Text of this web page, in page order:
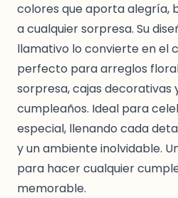
colores que aporta alegría,
a cualquier sorpresa. Su
llamativo lo convierte en el
perfecto para arreglos
sorpresa, cajas decorativas
cumpleaños. Ideal para
especial, llenando cada
y un ambiente inolvidable.
para hacer cualquier
memorable.